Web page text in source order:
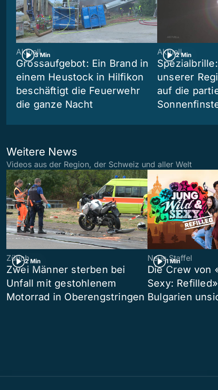
3 Min
Aktuell
Grossaufgebot: Ein Brand in
einem Heustock in Hilfikon
beschäftigt die Feuerwehr
die ganze Nacht
2 Min
Aktuell
unserer
auf die
Weitere News
Videos aus der Region, der Schweiz und aller Welt
2 Min
Zürich
Zwei Männer sterben bei
Unfall mit gestohlenem
Motorrad in Oberengstringen
1 Min
Neue Staffel
Die Crew von
Sexy:
Bulgarien